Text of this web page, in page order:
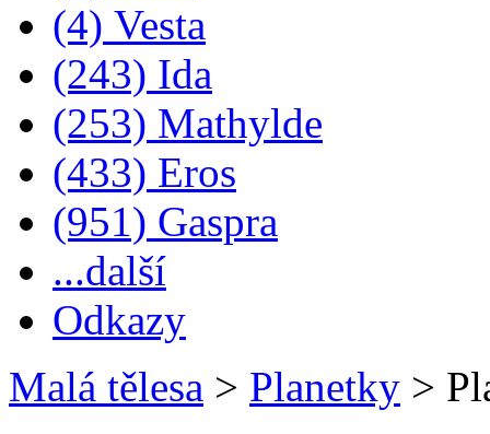
(4) Vesta
(243) Ida
(253) Mathylde
(433) Eros
(951) Gaspra
...další
Odkazy
Malá tělesa > Planetky >